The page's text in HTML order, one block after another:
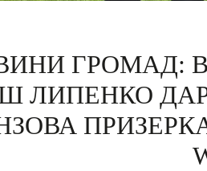
ГРОМАД:
ЛИПЕНКО